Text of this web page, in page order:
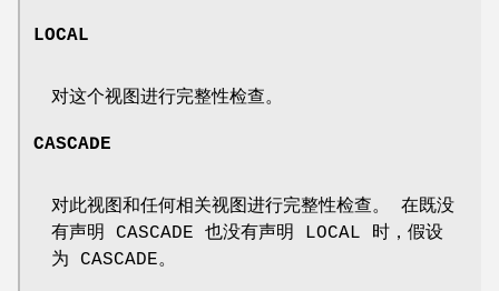
LOCAL
对这个视图进行完整性检查。
CASCADE
对此视图和任何相关视图进行完整性检查。 在既没
有声明 CASCADE 也没有声明 LOCAL 时，假设
为 CASCADE。